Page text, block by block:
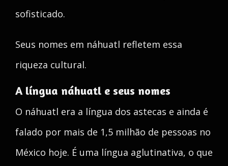
sofisticado.
Seus nomes em náhuatl refletem essa
riqueza cultural.
A língua náhuatl e seus nomes
O náhuatl era a língua dos astecas e ainda é
falado por mais de 1,5 milhão de pessoas no
México hoje. É uma língua aglutinativa, o que